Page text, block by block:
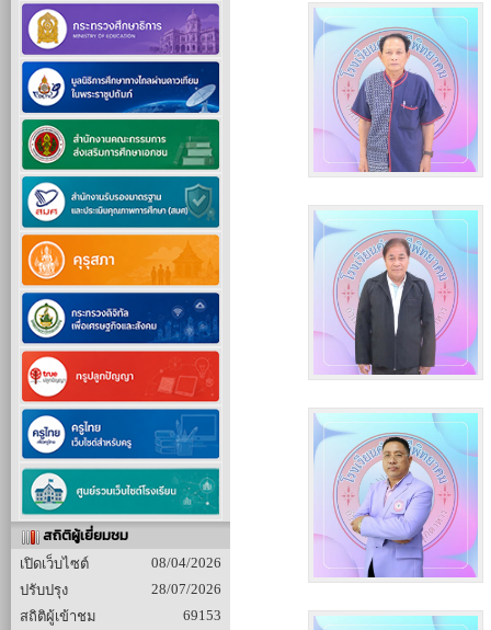
สถิติผู้เยี่ยมชม
เปิดเว็บไซต์
08/04/2026
ปรับปรุง
28/07/2026
สถิติผู้เข้าชม
69153